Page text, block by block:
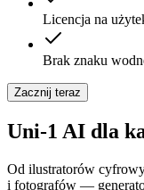
Licencja na
Brak znaku
Zacznij teraz
Uni-1 AI dla
Od ilustratorów
i fotografów —